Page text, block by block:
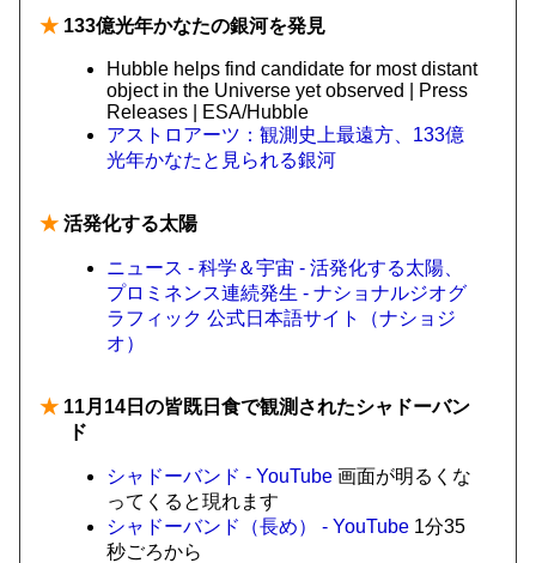
★ 133億光年かなたの銀河を発見
Hubble helps find candidate for most distant
object in the Universe yet observed | Press
Releases | ESA/Hubble
アストロアーツ：観測史上最遠方、133億
光年かなたと見られる銀河
★ 活発化する太陽
ニュース - 科学＆宇宙 - 活発化する太陽、
プロミネンス連続発生 - ナショナルジオグ
ラフィック 公式日本語サイト（ナショジ
オ）
★ 11月14日の皆既日食で観測されたシャドーバン
ド
シャドーバンド - YouTube 画面が明るくな
ってくると現れます
シャドーバンド（長め） - YouTube 1分35
秒ごろから